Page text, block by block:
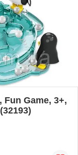
Fun Game, 3+,